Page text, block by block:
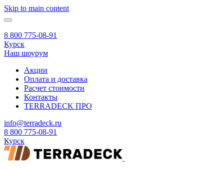
Skip to main content
8 800 775-08-91
Курск
Наш шоурум
Акции
Оплата и доставка
Расчет стоимости
Контакты
TERRADECK ПРО
info@terradeck.ru
8 800 775-08-91
Курск